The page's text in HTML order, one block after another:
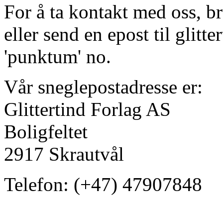
For å ta kontakt med oss,
eller send en epost til
'punktum' no.
Vår sneglepostadresse er:
Glittertind Forlag AS
Boligfeltet
2917 Skrautvål
Telefon: (+47) 47907848